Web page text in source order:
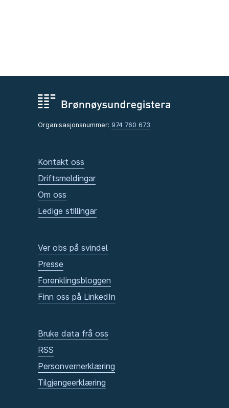
Organisasjonsnummer: 974 760 673
Kontakt oss
Driftsmeldingar
Om oss
Ledige stillingar
Ver obs på svindel
Presse
Forenklingsbloggen
Finn oss på LinkedIn
Bruke data frå oss
RSS
Personvernerklæring
Tilgjengeerklæring